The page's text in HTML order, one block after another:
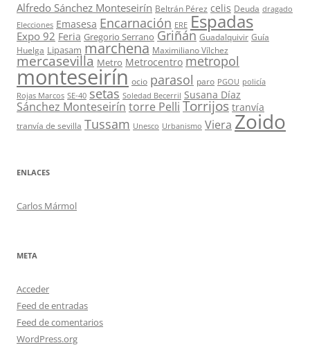
Alfredo Sánchez Monteseirín Beltrán Pérez celis Deuda dragado
Elecciones Emasesa Encarnación ERE Espadas
Expo 92 Feria Gregorio Serrano Griñán Guadalquivir Guía
Huelga Lipasam marchena Maximiliano Vílchez
mercasevilla Metro Metrocentro metropol
monteseirín ocio parasol paro PGOU policía
Rojas Marcos SE-40 setas Soledad Becerril Susana Díaz
Sánchez Monteseirín torre Pelli Torrijos tranvía
tranvía de sevilla Tussam Unesco Urbanismo Viera Zoido
ENLACES
Carlos Mármol
META
Acceder
Feed de entradas
Feed de comentarios
WordPress.org